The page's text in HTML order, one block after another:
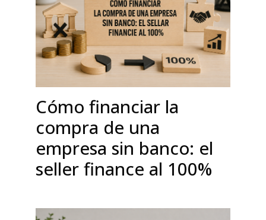
Cómo financiar la
compra de una
empresa sin banco: el
seller finance al 100%